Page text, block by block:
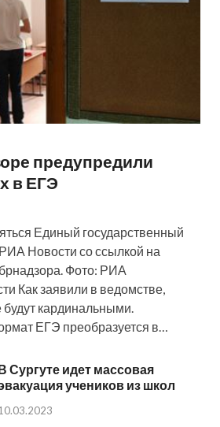
предупредили
в ЕГЭ
Единый государственный
Новости со ссылкой на
Фото: РИА
Как заявили в ведомстве,
кардинальными.
ЕГЭ преобразуется в…
Сургуте идет массовая
учеников из школ